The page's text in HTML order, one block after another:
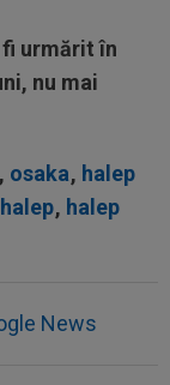
fi urmărit în
nu mai
, osaka, halep
, halep
News
și a